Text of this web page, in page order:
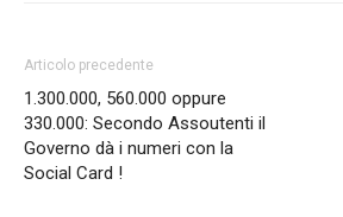
Articolo precedente
1.300.000, 560.000 oppure
330.000: Secondo Assoutenti il
Governo dà i numeri con la
Social Card !